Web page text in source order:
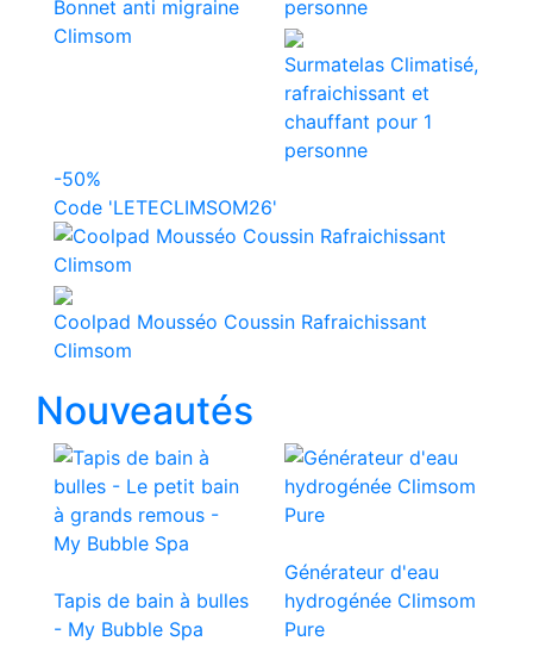
Bonnet anti migraine
Climsom
Surmatelas Climatisé,
rafraichissant et
chauffant pour 1
personne
-50%
Code 'LETECLIMSOM26'
Coolpad Mousséo Coussin Rafraichissant
Climsom
Nouveautés
Tapis de bain à bulles
- My Bubble Spa
Générateur d'eau
hydrogénée Climsom
Pure